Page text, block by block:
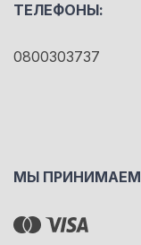
ТЕЛЕФОНЫ:
0800303737
МЫ ПРИНИМАЕМ